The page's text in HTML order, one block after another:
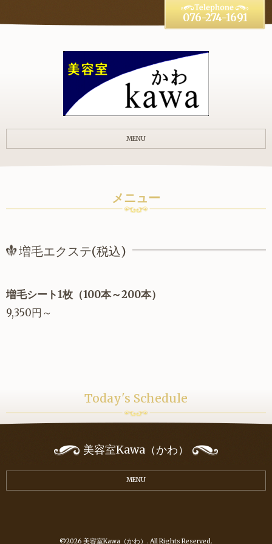
076-274-1691
MENU
メニュー
増毛エクステ(税込)
増毛シート1枚（100本～200本）
9,350円～
Today's Schedule
美容室Kawa（かわ）
MENU
©2026 美容室Kawa（かわ） . All Rights Reserved.